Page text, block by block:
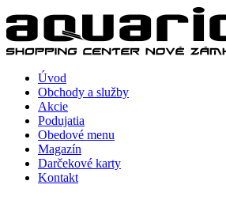
Preskočiť
na
obsah
Úvod
Obchody a služby
Akcie
Podujatia
Obedové menu
Magazín
Darčekové karty
Kontakt